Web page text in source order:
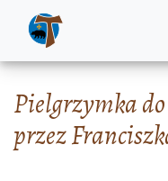
Pielgrzymka
przez